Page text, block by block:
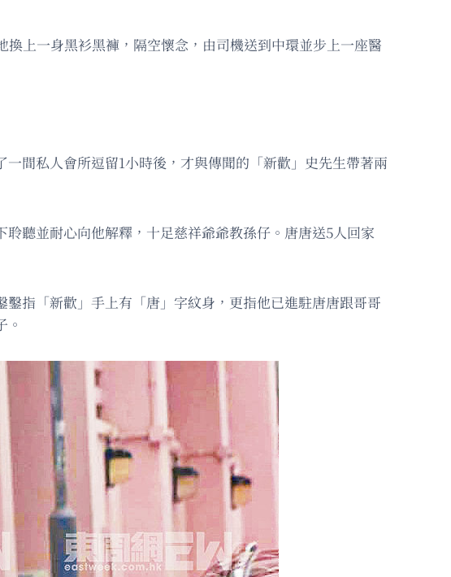
上一身黑衫黑褲，隔空懷念，由司機送到中環並步上一座醫
間私人會所逗留1小時後，才與傳聞的「新歡」史先生帶著兩
聽並耐心向他解釋，十足慈祥爺爺教孫仔。唐唐送5人回家
指「新歡」手上有「唐」字紋身，更指他已進駐唐唐跟哥哥